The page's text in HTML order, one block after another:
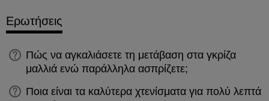
Ερωτήσεις
Πώς να αγκαλιάσετε τη μετάβαση στα γκρίζα
μαλλιά ενώ παράλληλα ασπρίζετε;
Ποια είναι τα καλύτερα χτενίσματα για πολύ λεπτά